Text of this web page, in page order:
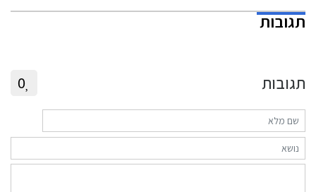
תגובות
תגובות 0